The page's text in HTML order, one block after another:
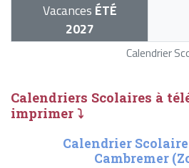
Calendrier
Vacances ÉTÉ
2027
Calendriers Scolaires à
imprimer ⤵
Calendrier Scolaire
Cambremer